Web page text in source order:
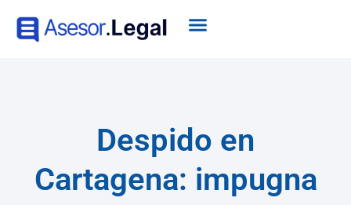
Despido en
Cartagena: impugna